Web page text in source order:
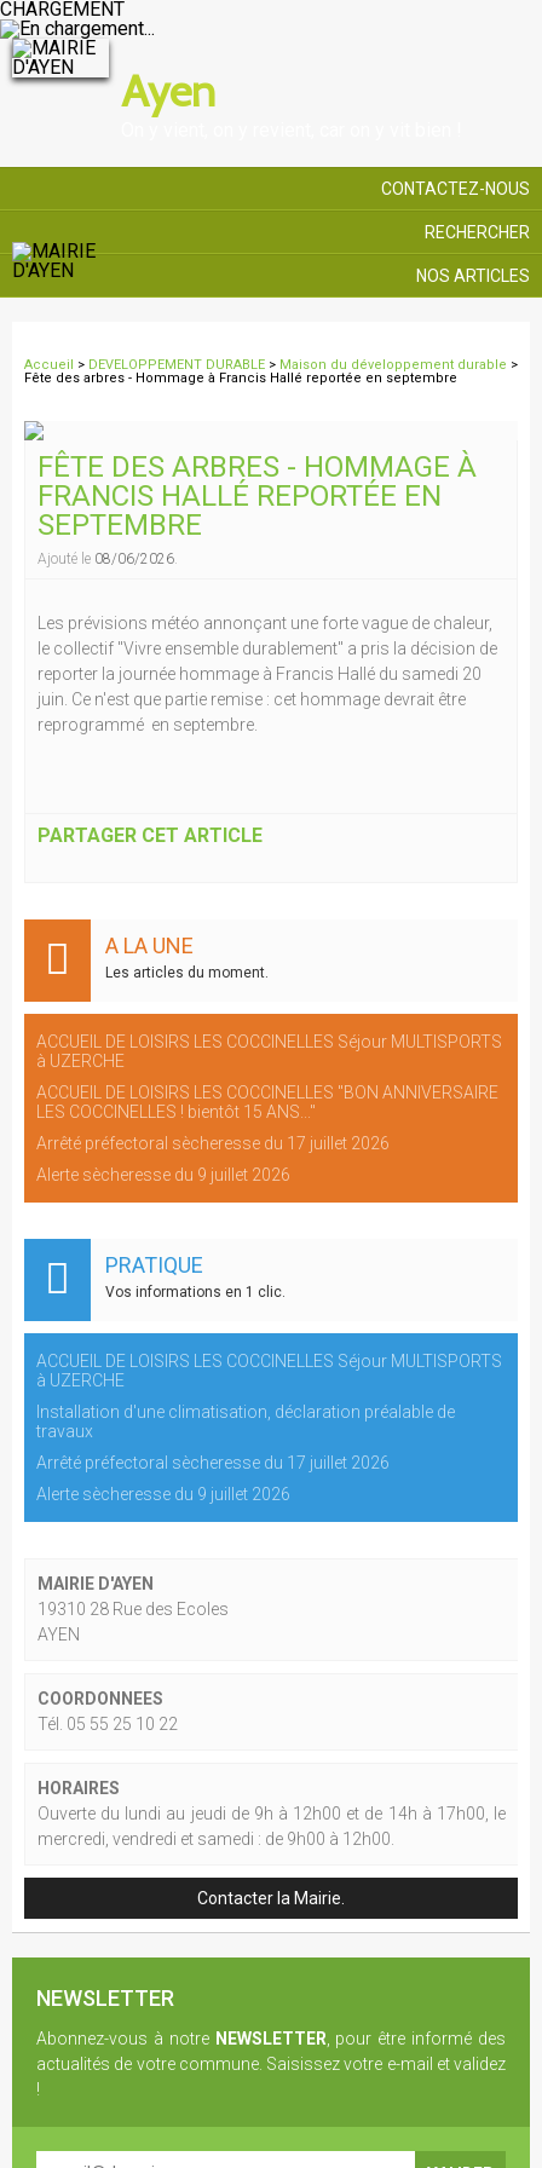
CHARGEMENT
Ayen
CONTACTEZ-NOUS
RECHERCHER
NOS ARTICLES
Accueil > DEVELOPPEMENT DURABLE > Maison du développement durable >
Fête des arbres - Hommage à Francis Hallé reportée en septembre
FÊTE DES ARBRES - HOMMAGE À
FRANCIS HALLÉ REPORTÉE EN
SEPTEMBRE
Ajouté le 08/06/2026.
Les prévisions météo annonçant une forte vague de chaleur,
le collectif "Vivre ensemble durablement" a pris la décision de
reporter la journée hommage à Francis Hallé du samedi 20
juin. Ce n'est que partie remise : cet hommage devrait être
reprogrammé en septembre.
PARTAGER CET ARTICLE
A LA UNE
Les articles du moment.
ACCUEIL DE LOISIRS LES COCCINELLES Séjour MULTISPORTS
à UZERCHE
ACCUEIL DE LOISIRS LES COCCINELLES "BON ANNIVERSAIRE
LES COCCINELLES ! bientôt 15 ANS..."
Arrêté préfectoral sècheresse du 17 juillet 2026
Alerte sècheresse du 9 juillet 2026
PRATIQUE
Vos informations en 1 clic.
ACCUEIL DE LOISIRS LES COCCINELLES Séjour MULTISPORTS
à UZERCHE
Installation d'une climatisation, déclaration préalable de
travaux
Arrêté préfectoral sècheresse du 17 juillet 2026
Alerte sècheresse du 9 juillet 2026
MAIRIE D'AYEN
19310 28 Rue des Ecoles
AYEN
COORDONNEES
Tél. 05 55 25 10 22
HORAIRES
Ouverte du lundi au jeudi de 9h à 12h00 et de 14h à 17h00, le
mercredi, vendredi et samedi : de 9h00 à 12h00.
Contacter la Mairie.
NEWSLETTER
Abonnez-vous à notre NEWSLETTER , pour être informé des
actualités de votre commune. Saisissez votre e-mail et validez
!